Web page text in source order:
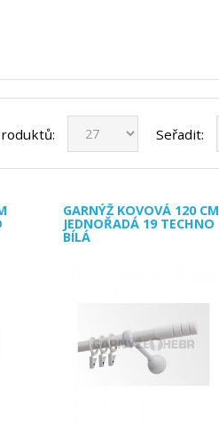
Seřadit:
GARNÝŽ KOVOVÁ 120 CM
JEDNOŘADÁ 19 TECHNO
BÍLÁ